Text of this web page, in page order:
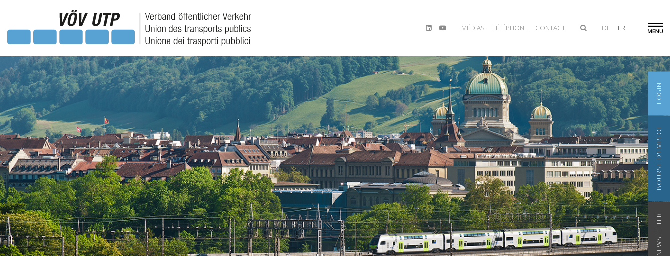
MÉDIAS TÉLÉPHONE CONTACT DE FR
LOGIN
BOURSE D'EMPLOI
NEWSLETTER